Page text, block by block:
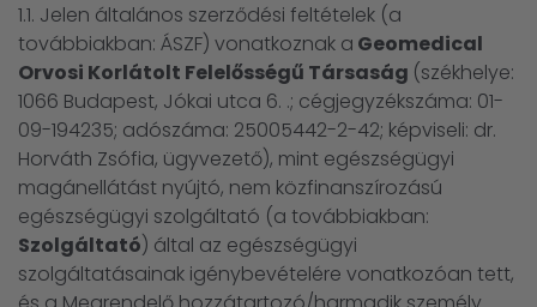
1.1. Jelen általános szerződési feltételek (a
továbbiakban: ÁSZF) vonatkoznak a Geomedical
Orvosi Korlátolt Felelősségű Társaság (székhelye:
1066 Budapest, Jókai utca 6. .; cégjegyzékszáma: 01-
09-194235; adószáma: 25005442-2-42; képviseli: dr.
Horváth Zsófia, ügyvezető), mint egészségügyi
magánellátást nyújtó, nem közfinanszírozású
egészségügyi szolgáltató (a továbbiakban:
Szolgáltató) által az egészségügyi
szolgáltatásainak igénybevételére vonatkozóan tett,